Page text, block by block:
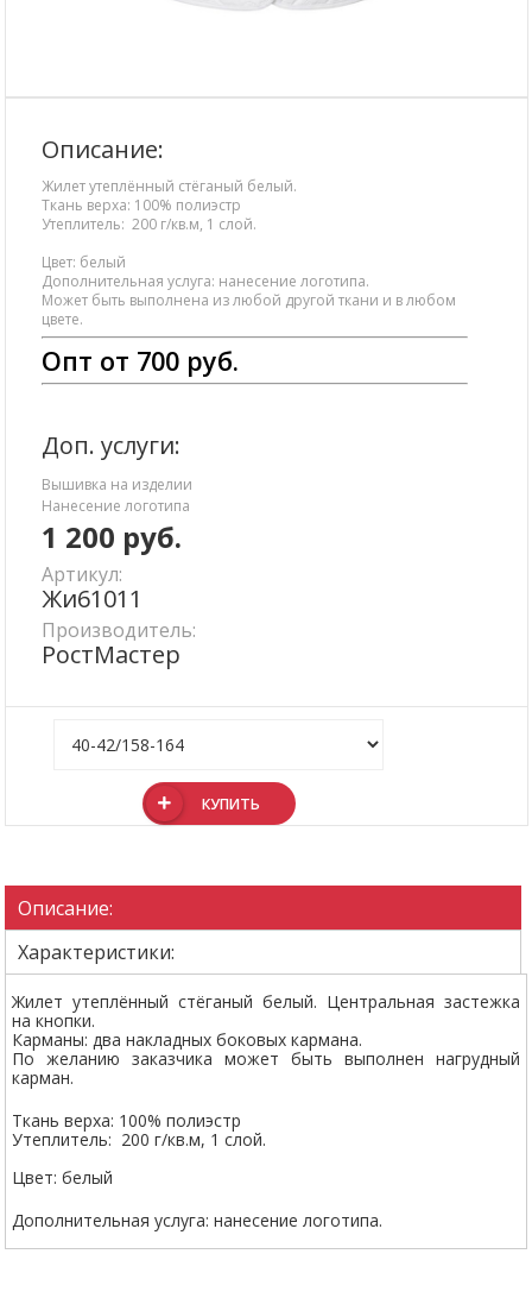
Описание:
Жилет утеплённый стёганый белый.
Ткань верха: 100% полиэстр
Утеплитель: 200 г/кв.м, 1 слой.
Цвет: белый
Дополнительная услуга: нанесение логотипа.
Может быть выполнена из любой другой ткани и в любом
цвете.
Опт от 700 руб.
Доп. услуги:
Вышивка на изделии
Нанесение логотипа
1 200 руб.
Артикул:
Жи61011
Производитель:
РостМастер
КУПИТЬ
Описание:
Характеристики:
Жилет утеплённый стёганый белый. Центральная застежка
на кнопки.
Карманы: два накладных боковых кармана.
По желанию заказчика может быть выполнен нагрудный
карман.
Ткань верха: 100% полиэстр
Утеплитель: 200 г/кв.м, 1 слой.
Цвет: белый
Дополнительная услуга: нанесение логотипа.